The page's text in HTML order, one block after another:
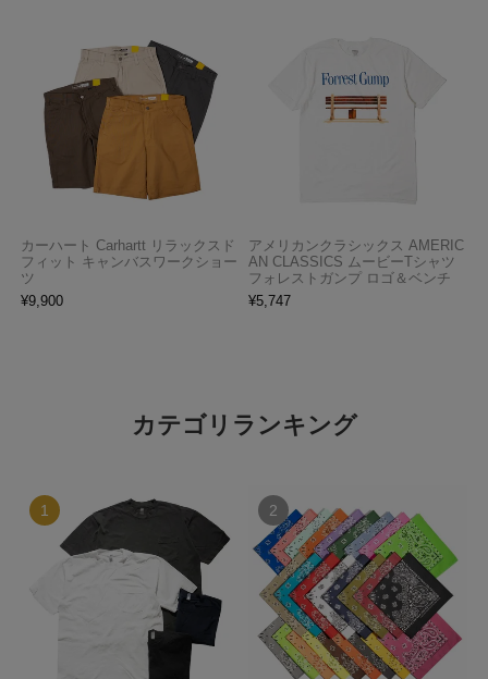
カーハート Carhartt リラックスド
フィット キャンバスワークショー
ツ
¥9,900
アメリカンクラシックス AMERIC
AN CLASSICS ムービーTシャツ
フォレストガンプ ロゴ＆ベンチ
¥5,747
カテゴリランキング